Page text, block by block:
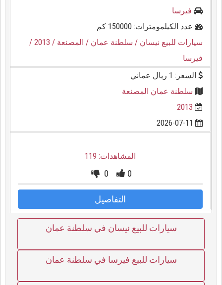
فيرسا
عدد الكيلمومترات: 150000 كم
سيارات للبيع نيسان / سلطنة عمان / المصنعة / 2013
/
فيرسا
السعر: 1 ريال عماني
سلطنة عمان المصنعة
2013
المشاهدات: 119
0
0
التفاصيل
سيارات للبيع نيسان في سلطنة عمان
سيارات للبيع فيرسا في سلطنة عمان